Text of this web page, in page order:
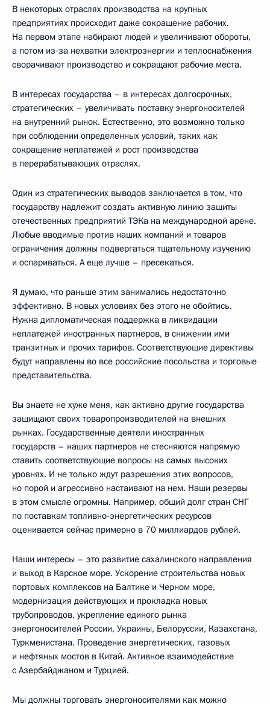
В некоторых отраслях производства на крупных
предприятиях происходит даже сокращение рабочих.
На первом этапе набирают людей и увеличивают обороты,
а потом из‑за нехватки электроэнергии и теплоснабжения
сворачивают производство и сокращают рабочие места.
В интересах государства – в интересах долгосрочных,
стратегических – увеличивать поставку энергоносителей
на внутренний рынок. Естественно, это возможно только
при соблюдении определенных условий, таких как
сокращение неплатежей и рост производства
в перерабатывающих отраслях.
Один из стратегических выводов заключается в том, что
государству надлежит создать активную линию защиты
отечественных предприятий ТЭКа на международной арене.
Любые вводимые против наших компаний и товаров
ограничения должны подвергаться тщательному изучению
и оспариваться. А еще лучше – пресекаться.
Я думаю, что раньше этим занимались недостаточно
эффективно. В новых условиях без этого не обойтись.
Нужна дипломатическая поддержка в ликвидации
неплатежей иностранных партнеров, в снижении ими
транзитных и прочих тарифов. Соответствующие директивы
будут направлены во все российские посольства и торговые
представительства.
Вы знаете не хуже меня, как активно другие государства
защищают своих товаропроизводителей на внешних
рынках. Государственные деятели иностранных
государств – наших партнеров не стесняются напрямую
ставить соответствующие вопросы на самых высоких
уровнях. И не только ждут разрешения этих вопросов,
но порой и агрессивно настаивают на нем. Наши резервы
в этом смысле огромны. Например, общий долг стран СНГ
по поставкам топливно-энергетических ресурсов
оценивается сейчас примерно в 70 миллиардов рублей.
Наши интересы – это развитие сахалинского направления
и выход в Карское море. Ускорение строительства новых
портовых комплексов на Балтике и Черном море,
модернизация действующих и прокладка новых
трубопроводов, укрепление единого рынка
энергоносителей России, Украины, Белоруссии, Казахстана,
Туркменистана. Проведение энергетических, газовых
и нефтяных мостов в Китай. Активное взаимодействие
с Азербайджаном и Турцией.
Мы должны торговать энергоносителями как можно